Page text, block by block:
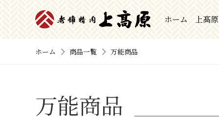
ホーム 上髙
ホーム 商品一覧 万能商品
万能商品